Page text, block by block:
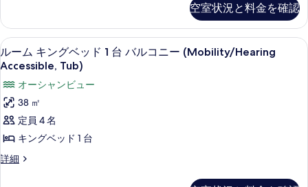
の
す
べ
て
の
写
真
を
Tub)
の
詳
細
1
台
バ
ス
ル
ー
ム
内
の
ン
グ
ベ
ッ
台
バ
ス
ル
ム
空室状況と料金を確認
ル
ー
ム
キ
ン
グ
ベ
1
ルーム キングベッド 1 台 バルコニー (Mobility/Hearing
Accessible, Tub)
オーシャンビュー
38 ㎡
定員 4 名
キングベッド 1 台
詳細
ル